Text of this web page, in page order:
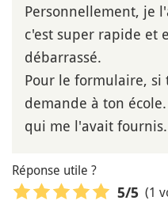
Personnellement, je
c'est super rapide et
débarrassé.
Pour le formulaire, si
demande à ton
qui me l'avait fournis.
Réponse utile ?
5/5 (1